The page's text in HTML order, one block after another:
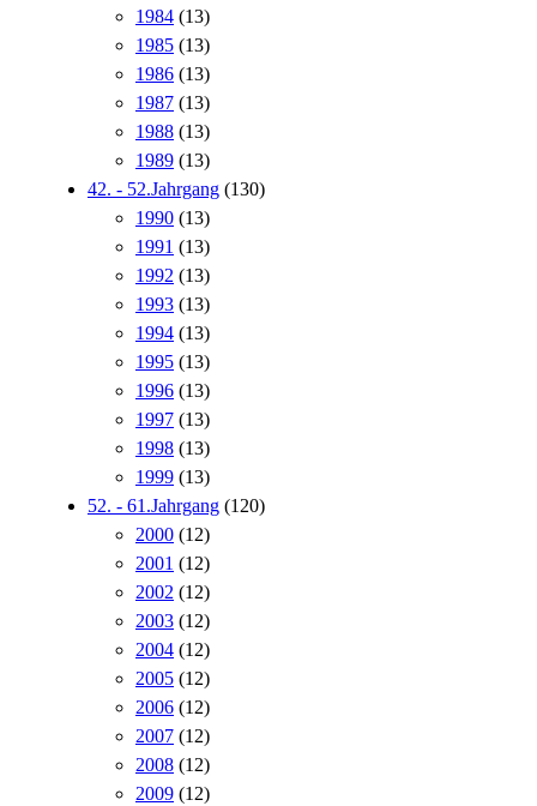
1984 (13)
1985 (13)
1986 (13)
1987 (13)
1988 (13)
1989 (13)
42. - 52.Jahrgang (130)
1990 (13)
1991 (13)
1992 (13)
1993 (13)
1994 (13)
1995 (13)
1996 (13)
1997 (13)
1998 (13)
1999 (13)
52. - 61.Jahrgang (120)
2000 (12)
2001 (12)
2002 (12)
2003 (12)
2004 (12)
2005 (12)
2006 (12)
2007 (12)
2008 (12)
2009 (12)